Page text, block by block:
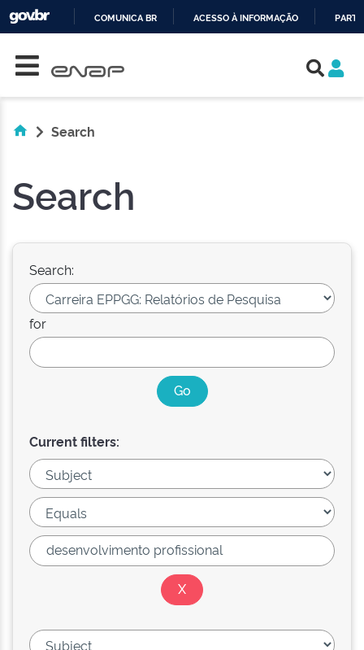
COMUNICA BR ACESSO À INFORMAÇÃO
Search
Search
Search:
for
Current filters: